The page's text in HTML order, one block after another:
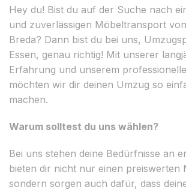
Hey du! Bist du auf der Suche nach
und zuverlässigen Möbeltransport
Breda? Dann bist du bei uns,
Essen, genau richtig! Mit unserer
Erfahrung und unserem
möchten wir dir deinen Umzug so
machen.
Warum solltest du uns wählen?
Bei uns stehen deine Bedürfnisse an
bieten dir nicht nur einen preiswerten
sondern sorgen auch dafür, dass